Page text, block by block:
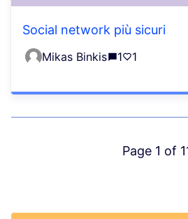
Social network più sicuri
Mikas Binkis 1 1
Page 1 of